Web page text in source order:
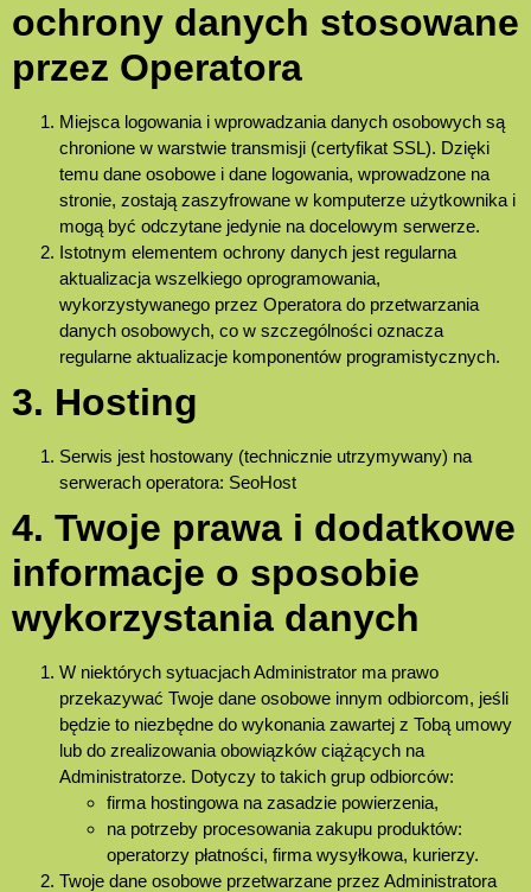
ochrony danych stosowane
przez Operatora
Miejsca logowania i wprowadzania danych osobowych są
chronione w warstwie transmisji (certyfikat SSL). Dzięki
temu dane osobowe i dane logowania, wprowadzone na
stronie, zostają zaszyfrowane w komputerze użytkownika i
mogą być odczytane jedynie na docelowym serwerze.
Istotnym elementem ochrony danych jest regularna
aktualizacja wszelkiego oprogramowania,
wykorzystywanego przez Operatora do przetwarzania
danych osobowych, co w szczególności oznacza
regularne aktualizacje komponentów programistycznych.
3. Hosting
Serwis jest hostowany (technicznie utrzymywany) na
serwerach operatora: SeoHost
4. Twoje prawa i dodatkowe
informacje o sposobie
wykorzystania danych
W niektórych sytuacjach Administrator ma prawo
przekazywać Twoje dane osobowe innym odbiorcom, jeśli
będzie to niezbędne do wykonania zawartej z Tobą umowy
lub do zrealizowania obowiązków ciążących na
Administratorze. Dotyczy to takich grup odbiorców:
firma hostingowa na zasadzie powierzenia,
na potrzeby procesowania zakupu produktów:
operatorzy płatności, firma wysyłkowa, kurierzy.
Twoje dane osobowe przetwarzane przez Administratora